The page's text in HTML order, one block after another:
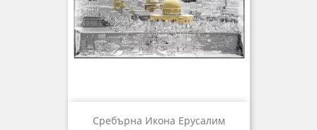
Сребърна Икона Ерусалим